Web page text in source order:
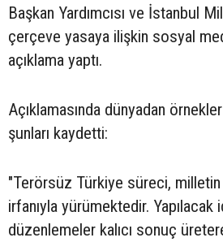
Başkan Yardımcısı ve İstanbul
çerçeve yasaya ilişkin sosyal
açıklama yaptı.
Açıklamasında dünyadan
şunları kaydetti:
"Terörsüz Türkiye süreci, milletin
irfanıyla yürümektedir. Yapılacak
düzenlemeler kalıcı sonuç